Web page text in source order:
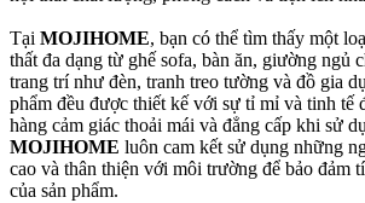
Tại MOJIHOME, bạn có thể tìm thấy một
thất đa dạng từ ghế sofa, bàn ăn, giường ngủ
trang trí như đèn, tranh treo tường và đồ gia
phẩm đều được thiết kế với sự tỉ mỉ và tinh tế
hàng cảm giác thoải mái và đẳng cấp khi sử
MOJIHOME luôn cam kết sử dụng những
cao và thân thiện với môi trường để bảo đảm
của sản phẩm.